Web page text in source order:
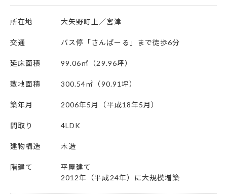
所在地 大矢野町上／宮津
交通 バス停「さんぱーる」まで徒歩6分
延床面積 99.06㎡（29.96坪）
敷地面積 300.54㎡（90.91坪）
築年月 2006年5月（平成18年5月）
間取り 4LDK
建物構造 木造
階建て
平屋建て
2012年（平成24年）に大規模増築